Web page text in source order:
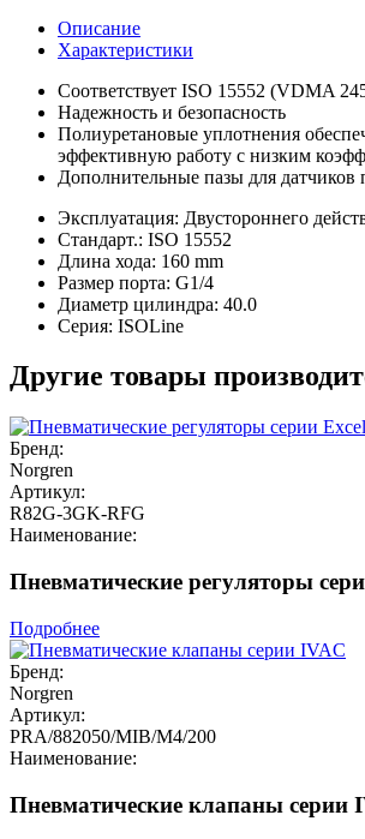
Описание
Характеристики
Соответствует ISO 15552 (VDMA
Надежность и безопасность
Полиуретановые уплотнения
эффективную работу с низким
Дополнительные пазы для датчиков
Эксплуатация: Двустороннего
Стандарт.: ISO 15552
Длина хода: 160 mm
Размер порта: G1/4
Диаметр цилиндра: 40.0
Серия: ISOLine
Другие товары
Бренд:
Norgren
Артикул:
R82G-3GK-RFG
Наименование:
Пневматические регуляторы
Подробнее
Бренд:
Norgren
Артикул:
PRA/882050/MIB/M4/200
Наименование:
Пневматические клапаны серии